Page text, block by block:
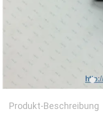
Produkt-Beschreibung